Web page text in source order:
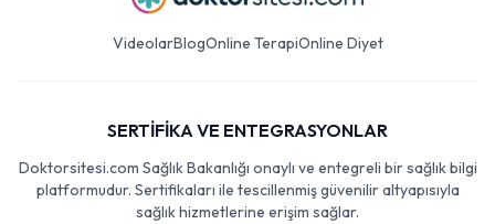
VideolarBlogOnline TerapiOnline Diyet
SERTİFİKA VE ENTEGRASYONLAR
Doktorsitesi.com Sağlık Bakanlığı onaylı ve entegreli bir sağlık bilgi
platformudur. Sertifikaları ile tescillenmiş güvenilir altyapısıyla
sağlık hizmetlerine erişim sağlar.